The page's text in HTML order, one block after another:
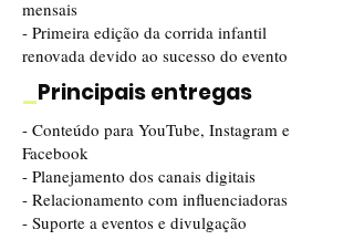
mensais
- Primeira edição da corrida infantil
renovada devido ao sucesso do evento
Principais entregas
- Conteúdo para YouTube, Instagram e
Facebook
- Planejamento dos canais digitais
- Relacionamento com influenciadoras
- Suporte a eventos e divulgação